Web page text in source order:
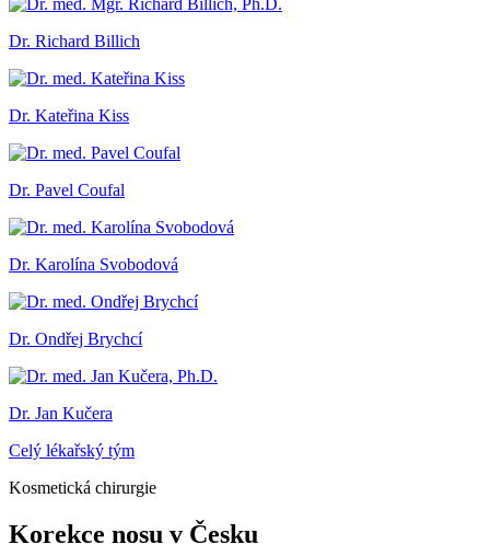
Dr. Richard Billich
Dr. Kateřina Kiss
Dr. Pavel Coufal
Dr. Karolína Svobodová
Dr. Ondřej Brychcí
Dr. Jan Kučera
Celý lékařský tým
Kosmetická chirurgie
Korekce nosu v Česku